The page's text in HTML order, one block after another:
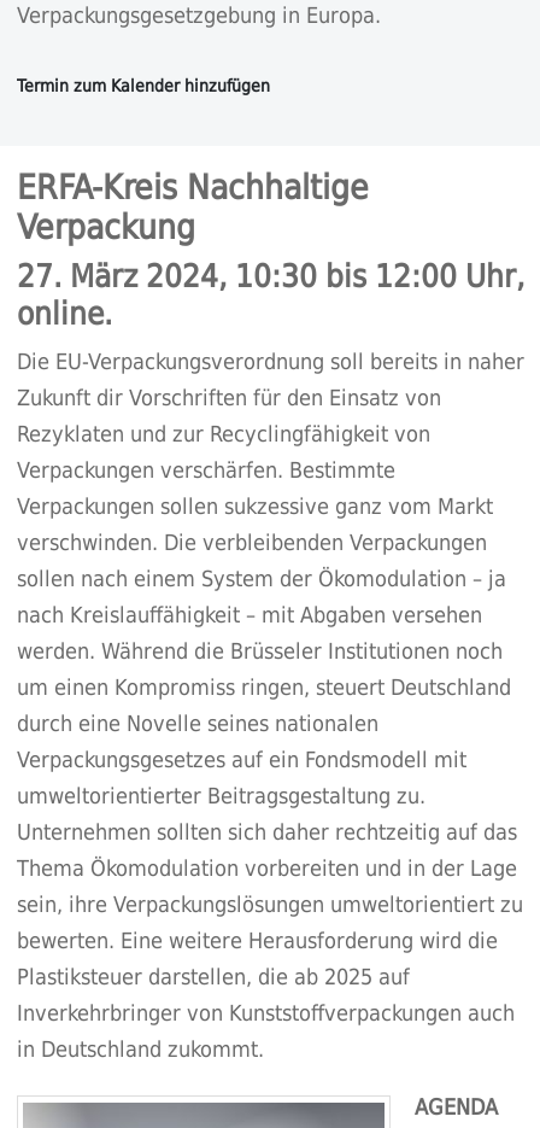
Verpackungsgesetzgebung in Europa.
ERFA-Kreis Nachhaltige
Verpackung
27. März 2024, 10:30 bis 12:00 Uhr,
online.
Die EU-Verpackungsverordnung soll bereits in naher
Zukunft dir Vorschriften für den Einsatz von
Rezyklaten und zur Recyclingfähigkeit von
Verpackungen verschärfen. Bestimmte
Verpackungen sollen sukzessive ganz vom Markt
verschwinden. Die verbleibenden Verpackungen
sollen nach einem System der Ökomodulation – ja
nach Kreislauffähigkeit – mit Abgaben versehen
werden. Während die Brüsseler Institutionen noch
um einen Kompromiss ringen, steuert Deutschland
durch eine Novelle seines nationalen
Verpackungsgesetzes auf ein Fondsmodell mit
umweltorientierter Beitragsgestaltung zu.
Unternehmen sollten sich daher rechtzeitig auf das
Thema Ökomodulation vorbereiten und in der Lage
sein, ihre Verpackungslösungen umweltorientiert zu
bewerten. Eine weitere Herausforderung wird die
Plastiksteuer darstellen, die ab 2025 auf
Inverkehrbringer von Kunststoffverpackungen auch
in Deutschland zukommt.
AGENDA